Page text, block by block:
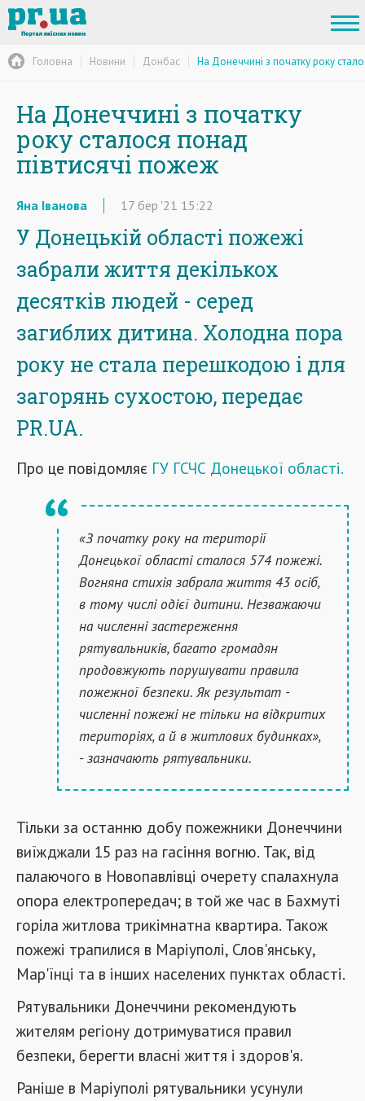
Головна Новини Донбас На Донеччині з початку року
На Донеччині з початку
року сталося понад
півтисячі пожеж
Яна Іванова 17 бер '21 15:22
У Донецькій області пожежі
забрали життя декількох
десятків людей - серед
загиблих дитина. Холодна пора
року не стала перешкодою і для
загорянь сухостою, передає
PR.UA.
Про це повідомляє ГУ ГСЧС Донецької області.
«З початку року на території
Донецької області сталося 574 пожежі.
Вогняна стихія забрала життя 43 осіб,
в тому числі одієї дитини. Незважаючи
на численні застереження
рятувальників, багато громадян
продовжують порушувати правила
пожежної безпеки. Як результат -
численні пожежі не тільки на відкритих
територіях, а й в житлових будинках»,
- зазначають рятувальники.
Тільки за останню добу пожежники Донеччини
виїжджали 15 раз на гасіння вогню. Так, від
палаючого в Новопавлівці очерету спалахнула
опора електропередач; в той же час в Бахмуті
горіла житлова трикімнатна квартира. Також
пожежі трапилися в Маріуполі, Слов'янську,
Мар'їнці та в інших населених пунктах області.
Рятувальники Донеччини рекомендують
жителям регіону дотримуватися правил
безпеки, берегти власні життя і здоров'я.
Раніше в Маріуполі рятувальники усунули